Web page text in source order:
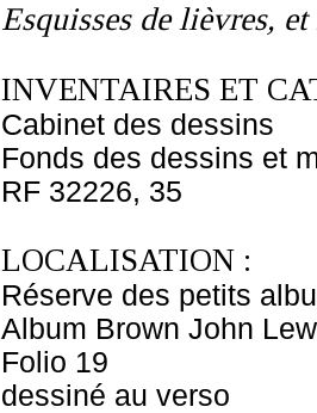
Esquisses de lièvres,
INVENTAIRES ET
Cabinet des dessins
Fonds des dessins et
RF 32226, 35
LOCALISATION :
Réserve des petits
Album Brown John
Folio 19
dessiné au verso